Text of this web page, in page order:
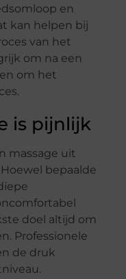
en
kan helpen bij
van het
om na een
om het
is pijnlijk
massage uit
bepaalde
doel altijd om
Professionele
de druk